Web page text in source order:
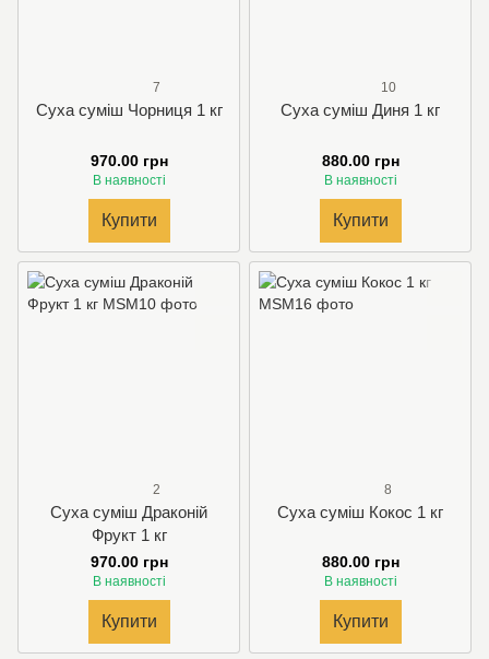
7
Суха суміш Чорниця 1 кг
970.00 грн
В наявності
Купити
10
Суха суміш Диня 1 кг
880.00 грн
В наявності
Купити
2
Суха суміш Драконiй
Фрукт 1 кг
970.00 грн
В наявності
Купити
8
Суха суміш Кокос 1 кг
880.00 грн
В наявності
Купити